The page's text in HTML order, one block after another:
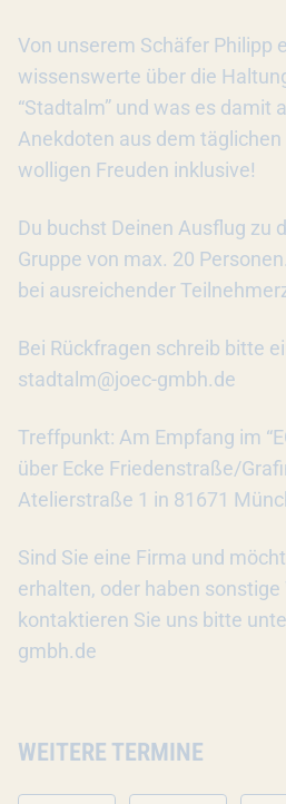
Von unserem Schäfer Philipp
wissenswerte über die
“Stadtalm” und was es damit
Anekdoten aus dem
wolligen Freuden inklusive!
Du buchst Deinen Ausflug zu
Gruppe von max. 20
bei ausreichender
Bei Rückfragen schreib bitte
stadtalm@joec-gmbh.de
Treffpunkt: Am Empfang im
über Ecke Friedenstraße/
Atelierstraße 1 in 81671
Sind Sie eine Firma und
erhalten, oder haben sonstige
kontaktieren Sie uns bitte
gmbh.de
WEITERE TERMINE